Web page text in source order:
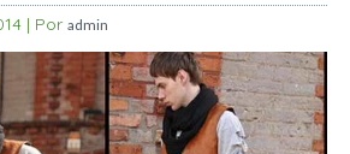
| Por admin